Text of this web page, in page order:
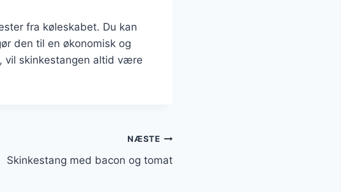
fra køleskabet. Du kan
den til en økonomisk og
skinkestangen altid være
NÆSTE
Skinkestang med bacon og tomat